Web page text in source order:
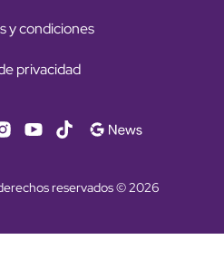
y condiciones
privacidad
reservados © 2026